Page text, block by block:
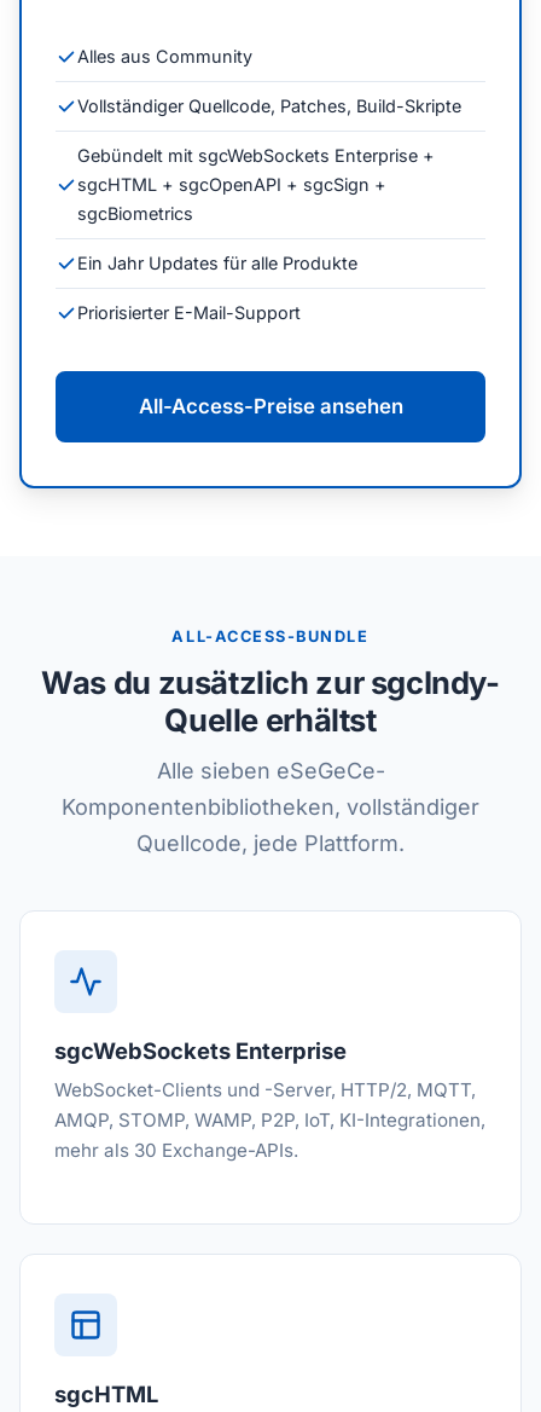
Alles aus Community
Vollständiger Quellcode, Patches, Build-Skripte
Gebündelt mit sgcWebSockets Enterprise +
sgcHTML + sgcOpenAPI + sgcSign +
sgcBiometrics
Ein Jahr Updates für alle Produkte
Priorisierter E-Mail-Support
All-Access-Preise ansehen
ALL-ACCESS-BUNDLE
Was du zusätzlich zur sgcIndy-
Quelle erhältst
Alle sieben eSeGeCe-
Komponentenbibliotheken, vollständiger
Quellcode, jede Plattform.
sgcWebSockets Enterprise
WebSocket-Clients und -Server, HTTP/2, MQTT,
AMQP, STOMP, WAMP, P2P, IoT, KI-Integrationen,
mehr als 30 Exchange-APIs.
sgcHTML